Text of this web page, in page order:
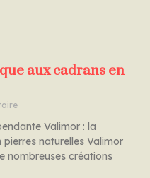
aux cadrans en
Valimor : la
naturelles Valimor
nombreuses créations